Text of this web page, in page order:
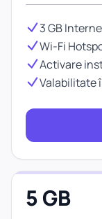
3 GB
Wi-Fi
Activare
Valabilitate
5 GB